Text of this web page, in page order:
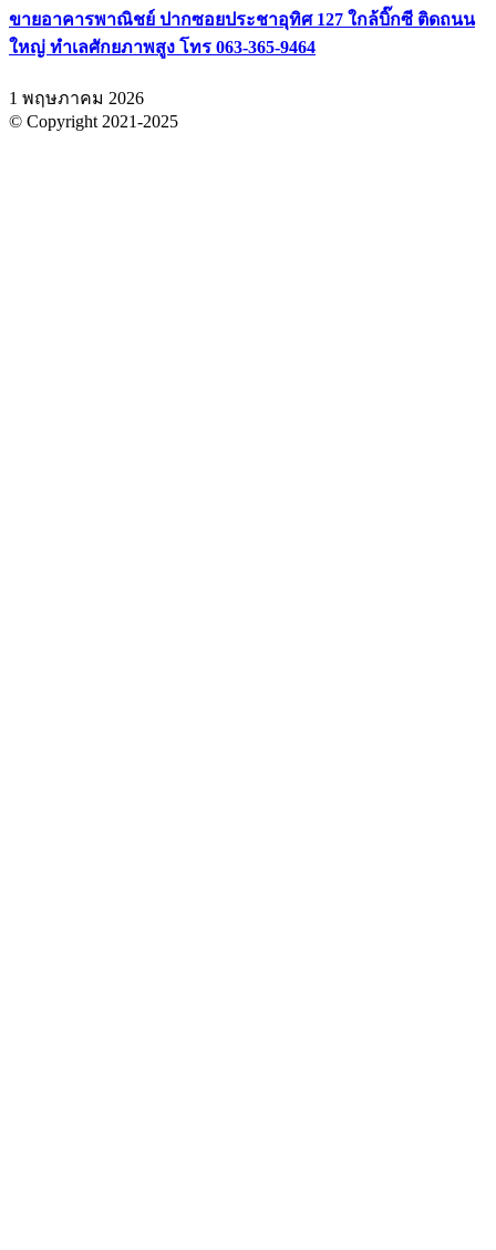
ขายอาคารพาณิชย์ ปากซอยประชาอุทิศ 127 ใกล้บิ๊กซี ติดถนน
ใหญ่ ทำเลศักยภาพสูง โทร 063-365-9464
1 พฤษภาคม 2026
© Copyright 2021-2025